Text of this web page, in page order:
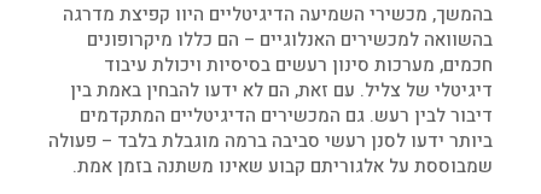
בהמשך, מכשירי השמיעה הדיגיטליים היוו קפיצת מדרגה
בהשוואה למכשירים האנלוגיים – הם כללו מיקרופונים
חכמים, מערכות סינון רעשים בסיסיות ויכולת עיבוד
דיגיטלי של צליל. עם זאת, הם לא ידעו להבחין באמת בין
דיבור לבין רעש. גם המכשירים הדיגיטליים המתקדמים
ביותר ידעו לסנן רעשי סביבה ברמה מוגבלת בלבד – פעולה
שמבוססת על אלגוריתם קבוע שאינו משתנה בזמן אמת.